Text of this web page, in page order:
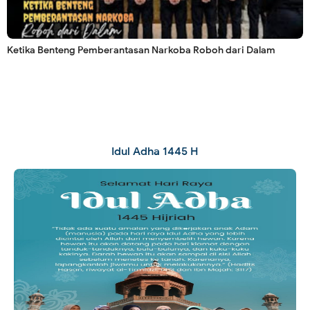
Ketika Benteng Pemberantasan Narkoba Roboh dari Dalam
Idul Adha 1445 H